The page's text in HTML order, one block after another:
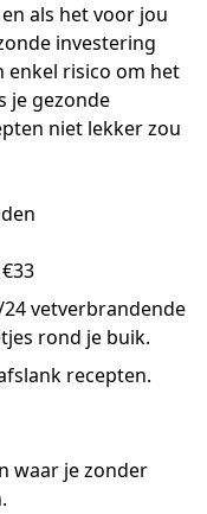
als het voor jou
investering
enkel risico om het
je gezonde
niet lekker zou
vetverbrandende
rond je buik.
recepten.
waar je zonder